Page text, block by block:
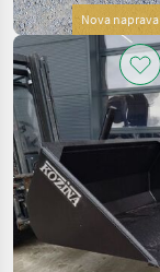
Nova naprava